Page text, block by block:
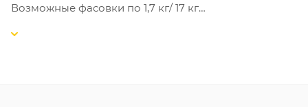
Возможные фасовки по 1,7 кг/ 17 кг